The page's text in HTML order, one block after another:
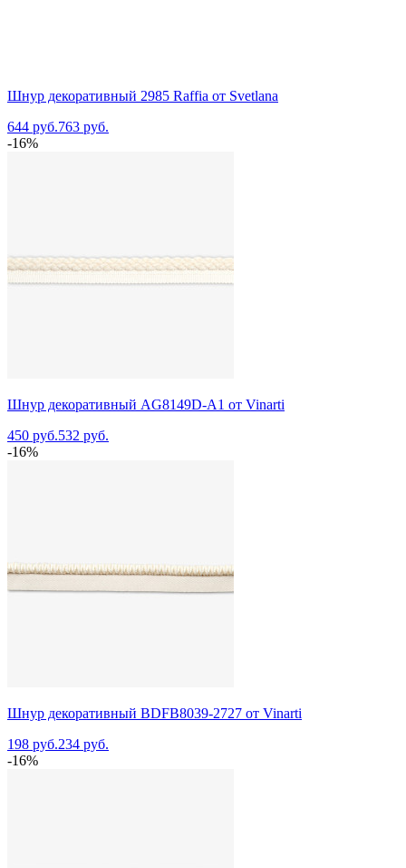
Шнур декоративный 2985 Raffia от Svetlana
644 руб.763 руб.
-16%
Шнур декоративный AG8149D-A1 от Vinarti
450 руб.532 руб.
-16%
Шнур декоративный BDFB8039-2727 от Vinarti
198 руб.234 руб.
-16%